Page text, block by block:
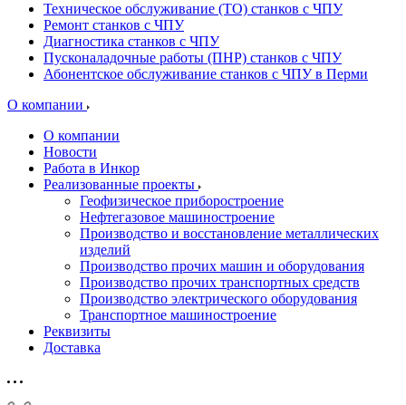
Техническое обслуживание (ТО) станков с ЧПУ
Ремонт станков с ЧПУ
Диагностика станков с ЧПУ
Пусконаладочные работы (ПНР) станков с ЧПУ
Абонентское обслуживание станков с ЧПУ в Перми
О компании
О компании
Новости
Работа в Инкор
Реализованные проекты
Геофизическое приборостроение
Нефтегазовое машиностроение
Производство и восстановление металлических
изделий
Производство прочих машин и оборудования
Производство прочих транспортных средств
Производство электрического оборудования
Транспортное машиностроение
Реквизиты
Доставка